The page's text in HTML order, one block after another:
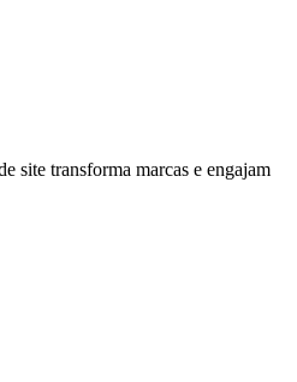
site transforma marcas e engajam